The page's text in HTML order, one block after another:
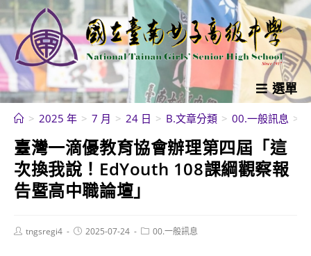
跳
轉
至
主
要
內
選單
> 2025 年 > 7 月 > 24 日 > B.文章分類 > 00.一般訊息 >
臺灣一滴優教育協會辦理第四屆「這
次換我說！EdYouth 108課綱觀察報
告暨高中職論壇」
Posttngsregi4
Post2025-07-24
Post00.一般訊息